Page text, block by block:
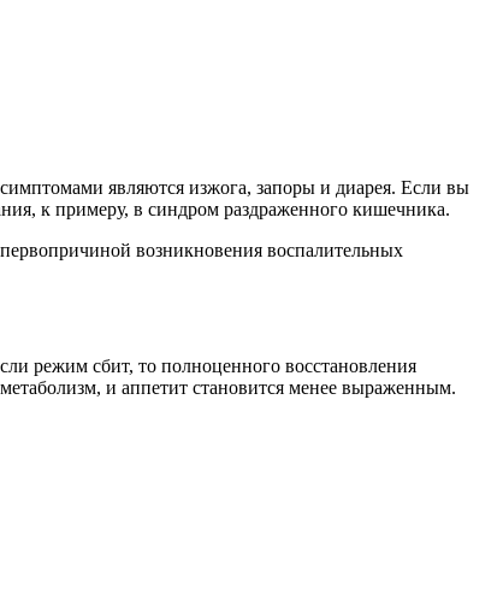
являются изжога, запоры и диарея. Если вы
к примеру, в синдром раздраженного кишечника.
возникновения воспалительных
режим сбит, то полноценного восстановления
метаболизм, и аппетит становится менее выраженным.